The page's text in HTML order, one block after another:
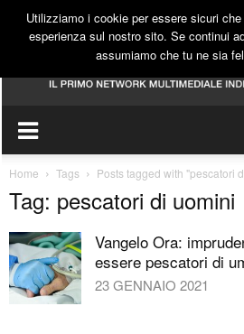
Home Tags Posts tagged with "pescatori
Tag: pescatori di uomini
Vangelo Ora:
essere pescatori di
23 GENNAIO 2021
Utilizziamo i cookie per essere sicuri
esperienza sul nostro sito. Se continui
assumiamo che tu ne sia